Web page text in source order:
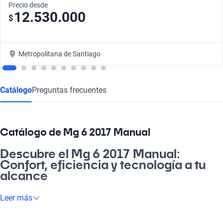
Precio desde
$ 12.530.000
Metropolitana de Santiago
CatálogoPreguntas frecuentes
Catálogo de Mg 6 2017 Manual
Descubre el Mg 6 2017 Manual:
Confort, eficiencia y tecnología a tu
alcance
¿Sabías que un buen auto puede cambiar tu día a día? Con el
Leer más